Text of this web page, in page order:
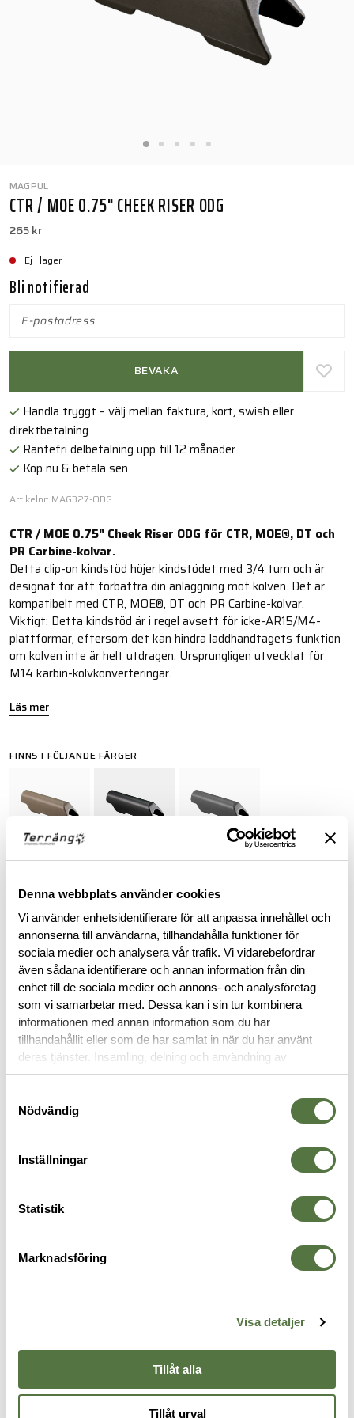
Denna webbplats använder cookies
Vi använder enhetsidentifierare för att anpassa innehållet och
annonserna till användarna, tillhandahålla funktioner för
sociala medier och analysera vår trafik. Vi vidarebefordrar
även sådana identifierare och annan information från din
enhet till de sociala medier och annons- och analysföretag
som vi samarbetar med. Dessa kan i sin tur kombinera
informationen med annan information som du har
tillhandahållit eller som de har samlat in när du har använt
deras tjänster. Insamling, delning och användning av
personuppgifter kan användas för personalisering av
Nödvändig
Inställningar
Statistik
Marknadsföring
Visa detaljer
Tillåt alla
Tillåt urval
MAGPUL
CTR / MOE 0.75" CHEEK RISER ODG
265 kr
Ej i lager
Bli notifierad
BEVAKA
Handla tryggt – välj mellan faktura, kort, swish eller
direktbetalning
Räntefri delbetalning upp till 12 månader
Köp nu & betala sen
Artikelnr: MAG327-ODG
CTR / MOE 0.75" Cheek Riser ODG för CTR, MOE®, DT och
PR Carbine-kolvar.
Detta clip-on kindstöd höjer kindstödet med 3/4 tum och är
designat för att förbättra din anläggning mot kolven. Det är
kompatibelt med CTR, MOE®, DT och PR Carbine-kolvar.
Viktigt: Detta kindstöd är i regel avsett för icke-AR15/M4-
plattformar, eftersom det kan hindra laddhandtagets funktion
om kolven inte är helt utdragen. Ursprungligen utvecklat för
M14 karbin-kolvkonverteringar.
Läs mer
FINNS I FÖLJANDE FÄRGER
BESKRIVNING
RECENSIONER
OM VARUMÄRKET
RELATERADE PRODUKTER
CTR / MOE 0.50" Cheek Riser
CTR / MOE 0.25" Cheek Riser
VAPENKOLVAR